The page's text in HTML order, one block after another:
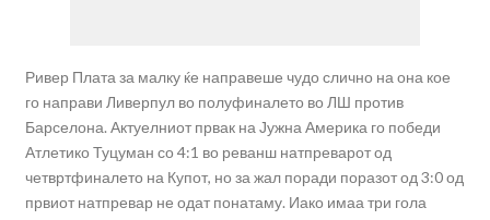
Ривер Плата за малку ќе направеше чудо слично на она кое
го направи Ливерпул во полуфиналето во ЛШ против
Барселона. Актуелниот првак на Јужна Америка го победи
Атлетико Туцуман со 4:1 во реванш натпреварот од
четвртфиналето на Купот, но за жал поради поразот од 3:0 од
првиот натпревар не одат понатаму. Иако имаа три гола